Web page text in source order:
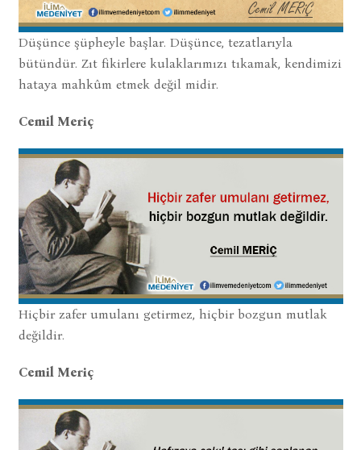
Düşünce şüpheyle başlar. Düşünce, tezatlarıyla
bütündür. Zıt fikirlere kulaklarımızı tıkamak, kendimizi
hataya mahkûm etmek değil midir.
Cemil Meriç
Hiçbir zafer umulanı getirmez, hiçbir bozgun mutlak
değildir.
Cemil Meriç